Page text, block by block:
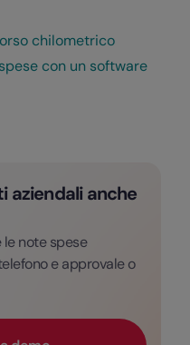
chilometrico
con un software
aziendali anche
note spese
e approvale o